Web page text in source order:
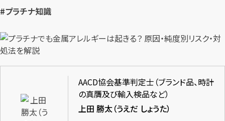
#プラチナ知識
AACD協会基準判定士（ブランド品、時計
の真贋及び輸入検品など）
上田 勝太（うえだ しょうた）